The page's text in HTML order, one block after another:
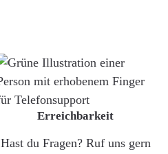
Erreichbarkeit
Hast du Fragen? Ruf uns gern